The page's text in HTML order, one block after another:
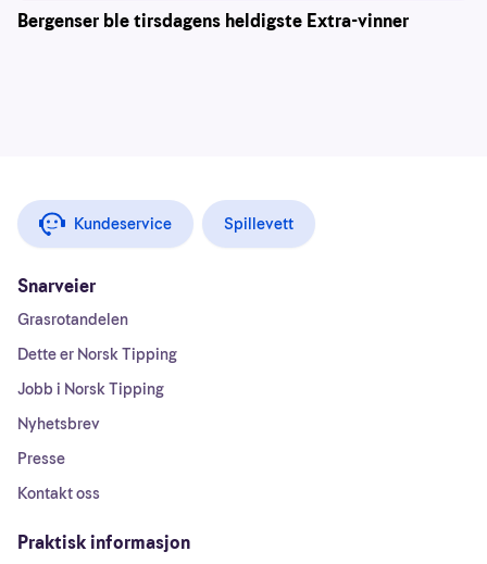
Bergenser ble tirsdagens heldigste Extra-vinner
Kundeservice Spillevett
Snarveier
Grasrotandelen
Dette er Norsk Tipping
Jobb i Norsk Tipping
Nyhetsbrev
Presse
Kontakt oss
Praktisk informasjon